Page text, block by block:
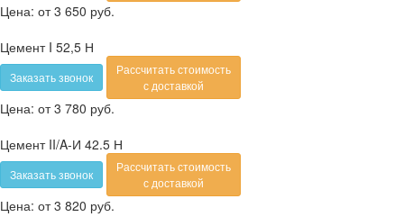
Цена: от 3 650 руб.
Цемент I 52,5 Н
Заказать звонок
Рассчитать стоимость
с доставкой
Цена: от 3 780 руб.
Цемент II/A-И 42.5 Н
Заказать звонок
Рассчитать стоимость
с доставкой
Цена: от 3 820 руб.